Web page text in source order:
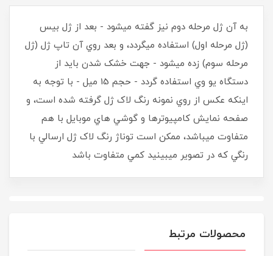
به آن ژل مرحله دوم نيز گفته ميشود - بعد از ژل بيس
(ژل مرحله اول) استفاده ميگردد، و بعد روي آن تاپ ژل (ژل
مرحله سوم) زده ميشود - جهت خشک شدن بايد از
دستگاه يو وي استفاده گردد - حجم 15 ميل - با توجه به
اينکه عکس از روي نمونه رنگ لاک ژل گرفته شده است، و
صفحه نمايش کامپيوترها و گوشي هاي موبايل با هم
متفاوت ميباشد، ممکن است توناژ رنگ لاک ژل ارسالي با
رنگي که در تصوير ميبينيد کمي متفاوت باشد
محصولات مرتبط